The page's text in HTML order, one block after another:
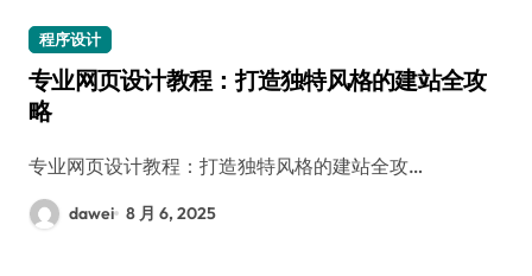
程序设计
专业网页设计教程：打造独特风格的建站全攻
略
专业网页设计教程：打造独特风格的建站全攻…
dawei 8 月 6, 2025